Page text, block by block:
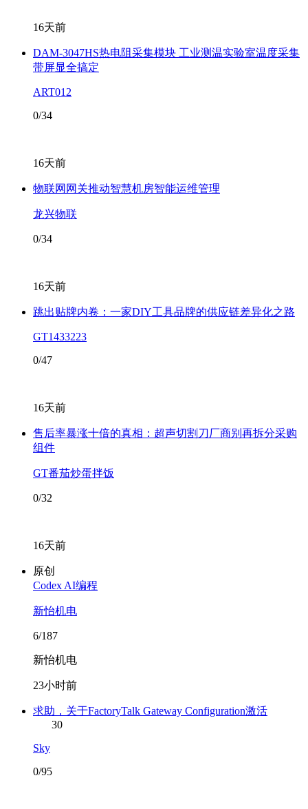
16天前
DAM-3047HS热电阻采集模块 工业测温实验室温度采集
带屏显全搞定
ART012
0/34
16天前
物联网网关推动智慧机房智能运维管理
龙兴物联
0/34
16天前
跳出贴牌内卷：一家DIY工具品牌的供应链差异化之路
GT1433223
0/47
16天前
售后率暴涨十倍的真相：超声切割刀厂商别再拆分采购
组件
GT番茄炒蛋拌饭
0/32
16天前
原创
Codex AI编程
新怡机电
6/187
新怡机电
23小时前
求助，关于FactoryTalk Gateway Configuration激活
30
Sky
0/95